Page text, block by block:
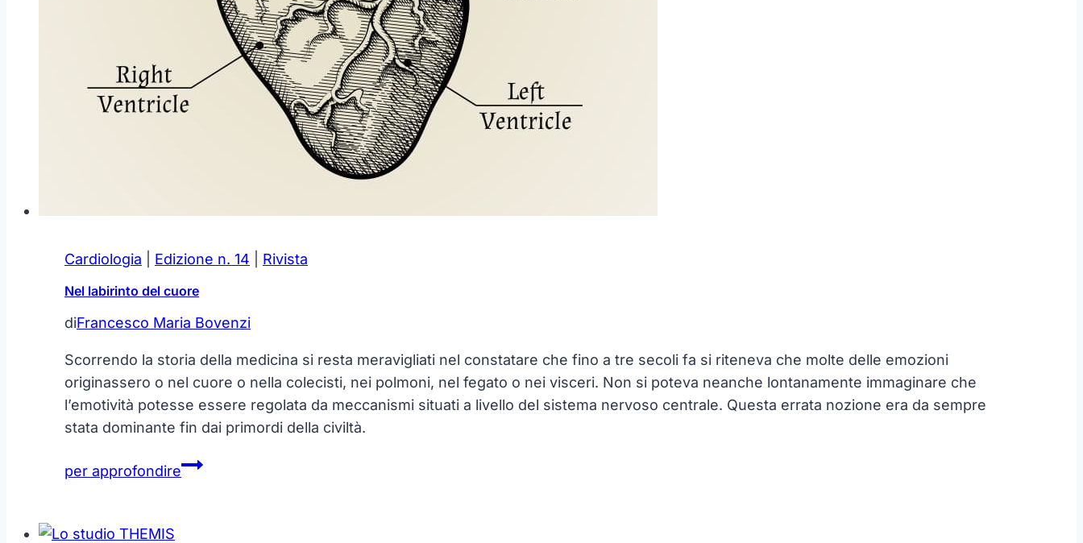
Cardiologia Edizione n. 14 Rivista
Nel labirinto del cuore
diFrancesco Maria Bovenzi
Scorrendo la storia della medicina si resta meravigliati nel constatare che fino a tre secoli fa si riteneva che molte delle emozioni
originassero o nel cuore o nella colecisti, nei polmoni, nel fegato o nei visceri. Non si poteva neanche lontanamente immaginare che
l’emotività potesse essere regolata da meccanismi situati a livello del sistema nervoso centrale. Questa errata nozione era da sempre
stata dominante fin dai primordi della civiltà.
per approfondireNel